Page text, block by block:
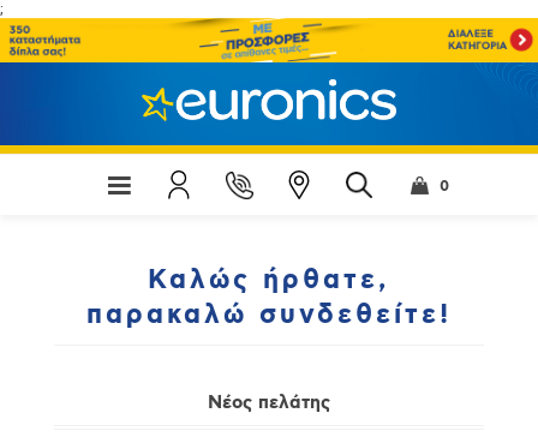
;
0
Καλώς ήρθατε,
παρακαλώ συνδεθείτε!
Νέος πελάτης